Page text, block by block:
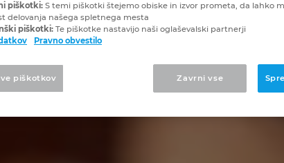
piškotki: S temi piškotki štejemo obiske in izvor prometa, da lahko
delovanja našega spletnega mesta
piškotki: Te piškotke nastavijo naši oglaševalski partnerji
Pravno obvestilo
Zavrni vse
piškotkov